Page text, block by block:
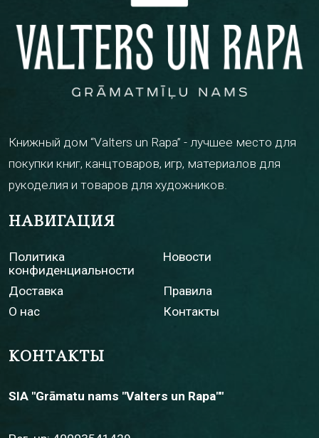
Книжный дом “Valters un Rapa” - лучшее место для
покупки книг, канцтоваров, игр, материалов для
рукоделия и товаров для художников.
НАВИГАЦИЯ
Политика
конфиденциальности
Новости
Доставка
Правила
О нас
Контакты
КОНТАКТЫ
SIA "Grāmatu nams "Valters un Rapa""